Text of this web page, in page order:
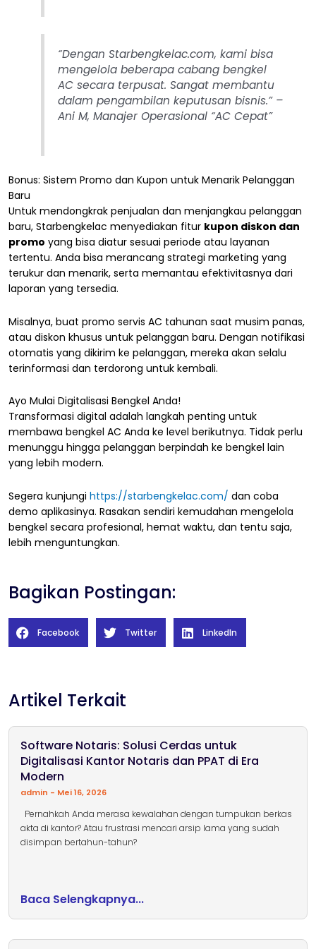
“Dengan Starbengkelac.com, kami bisa
mengelola beberapa cabang bengkel
AC secara terpusat. Sangat membantu
dalam pengambilan keputusan bisnis.”–
Ani M, Manajer Operasional “AC Cepat”
Bonus: Sistem Promo dan Kupon untuk Menarik Pelanggan
Baru
Untuk mendongkrak penjualan dan menjangkau pelanggan
baru, Starbengkelac menyediakan fitur kupon diskon dan
promo yang bisa diatur sesuai periode atau layanan
tertentu. Anda bisa merancang strategi marketing yang
terukur dan menarik, serta memantau efektivitasnya dari
laporan yang tersedia.
Misalnya, buat promo servis AC tahunan saat musim panas,
atau diskon khusus untuk pelanggan baru. Dengan notifikasi
otomatis yang dikirim ke pelanggan, mereka akan selalu
terinformasi dan terdorong untuk kembali.
Ayo Mulai Digitalisasi Bengkel Anda!
Transformasi digital adalah langkah penting untuk
membawa bengkel AC Anda ke level berikutnya. Tidak perlu
menunggu hingga pelanggan berpindah ke bengkel lain
yang lebih modern.
Segera kunjungi https://starbengkelac.com/ dan coba
demo aplikasinya. Rasakan sendiri kemudahan mengelola
bengkel secara profesional, hemat waktu, dan tentu saja,
lebih menguntungkan.
Bagikan Postingan:
Facebook Twitter LinkedIn
Artikel Terkait
Software Notaris: Solusi Cerdas untuk
Digitalisasi Kantor Notaris dan PPAT di Era
Modern
admin Mei 16, 2026
Pernahkah Anda merasa kewalahan dengan tumpukan berkas
akta di kantor? Atau frustrasi mencari arsip lama yang sudah
disimpan bertahun-tahun?
Baca Selengkapnya...